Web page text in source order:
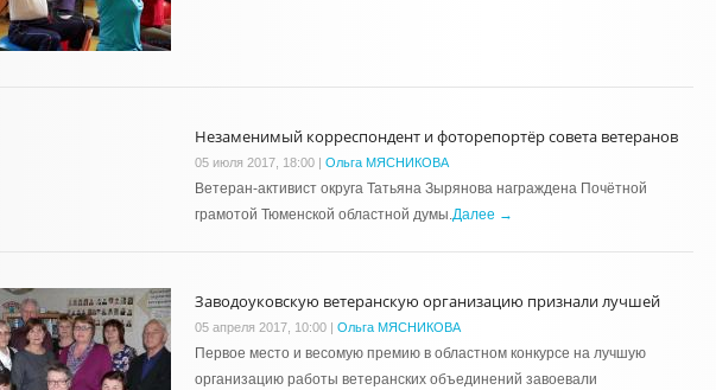
Незаменимый корреспондент и фоторепортёр совета ветеранов
05 июля 2017, 18:00 | Ольга МЯСНИКОВА
Ветеран-активист округа Татьяна Зырянова награждена Почётной
грамотой Тюменской областной думы.Далее →
Заводоуковскую ветеранскую организацию признали лучшей
05 апреля 2017, 10:00 | Ольга МЯСНИКОВА
Первое место и весомую премию в областном конкурсе на лучшую
организацию работы ветеранских объединений завоевали